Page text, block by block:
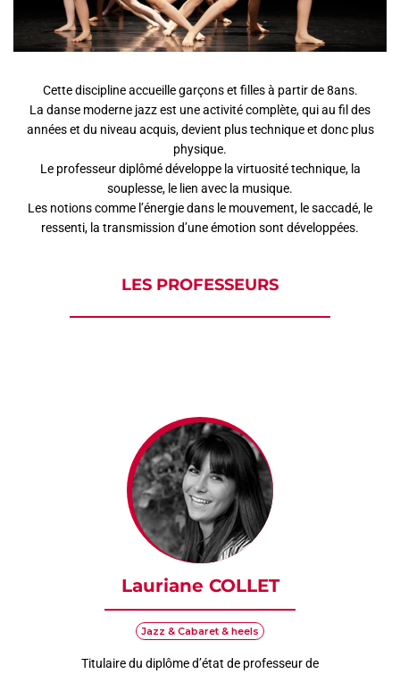
Cette discipline accueille garçons et filles à partir de 8ans.
La danse moderne jazz est une activité complète, qui au fil des
années et du niveau acquis, devient plus technique et donc plus
physique.
Le professeur diplômé développe la virtuosité technique, la
souplesse, le lien avec la musique.
Les notions comme l’énergie dans le mouvement, le saccadé, le
ressenti, la transmission d’une émotion sont développées.
LES PROFESSEURS
Lauriane COLLET
Jazz & Cabaret & heels
Titulaire du diplôme d’état de professeur de